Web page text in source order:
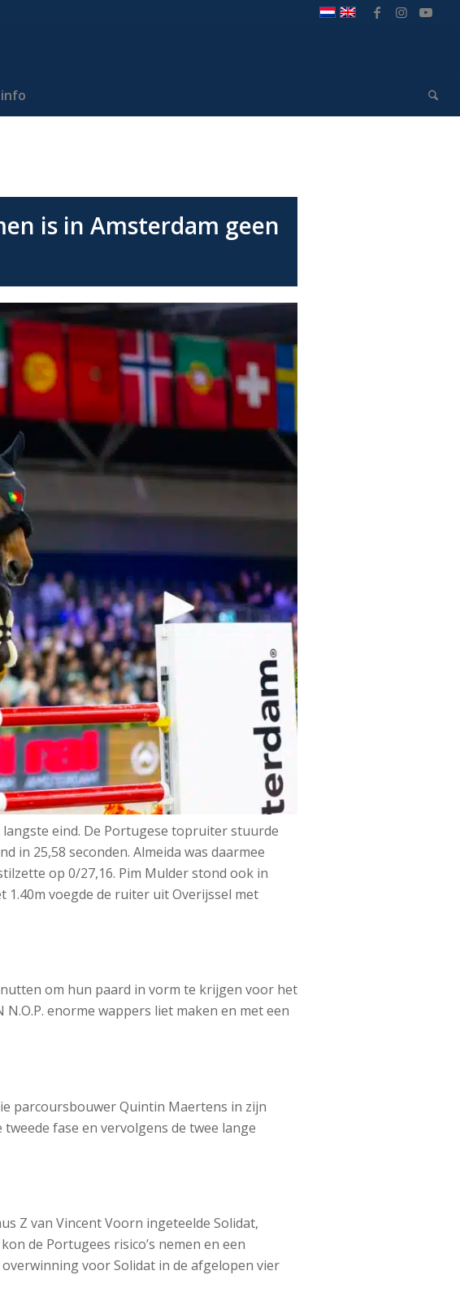
is in Amsterdam geen
eind. De Portugese topruiter stuurde
in 25,58 seconden. Almeida was daarmee
op 0/27,16. Pim Mulder stond ook in
voegde de ruiter uit Overijssel met
om hun paard in vorm te krijgen voor het
enorme wappers liet maken en met een
parcoursbouwer Quintin Maertens in zijn
fase en vervolgens de twee lange
Z van Vincent Voorn ingeteelde Solidat,
de Portugees risico’s nemen en een
voor Solidat in de afgelopen vier